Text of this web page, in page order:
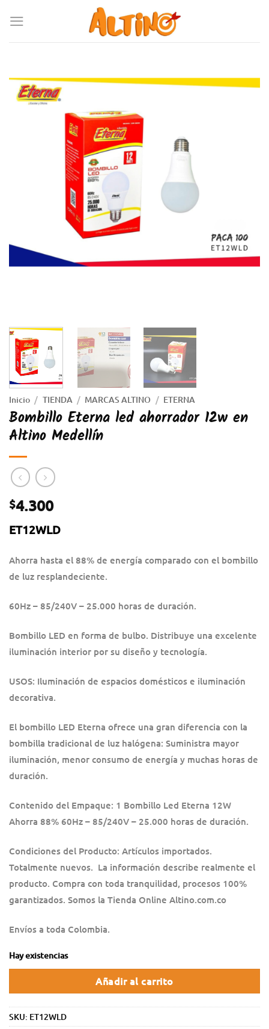
Inicio / TIENDA / MARCAS ALTINO / ETERNA
Bombillo Eterna led ahorrador 12w en
Altino Medellín
$4.300
ET12WLD
Ahorra hasta el 88% de energía comparado con el bombillo
de luz resplandeciente.
60Hz – 85/240V – 25.000 horas de duración.
Bombillo LED en forma de bulbo. Distribuye una excelente
iluminación interior por su diseño y tecnología.
USOS: Iluminación de espacios domésticos e iluminación
decorativa.
El bombillo LED Eterna ofrece una gran diferencia con la
bombilla tradicional de luz halógena: Suministra mayor
iluminación, menor consumo de energía y muchas horas de
duración.
Contenido del Empaque: 1 Bombillo Led Eterna 12W
Ahorra 88% 60Hz – 85/240V – 25.000 horas de duración.
Condiciones del Producto: Artículos importados.
Totalmente nuevos. La información describe realmente el
producto. Compra con toda tranquilidad, procesos 100%
garantizados. Somos la Tienda Online Altino.com.co
Envíos a toda Colombia.
Hay existencias
Añadir al carrito
SKU: ET12WLD